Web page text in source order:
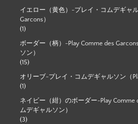
イエロー（黄色）-プレイ・コムデギャ
Garcons）
(1)
ボーダー（柄）-Play Comme des
ソン）
(15)
オリーブ-プレイ・コムデギャルソン（
(1)
ネイビー（紺）のボーダー-Play Comme
ムデギャルソン）
(3)